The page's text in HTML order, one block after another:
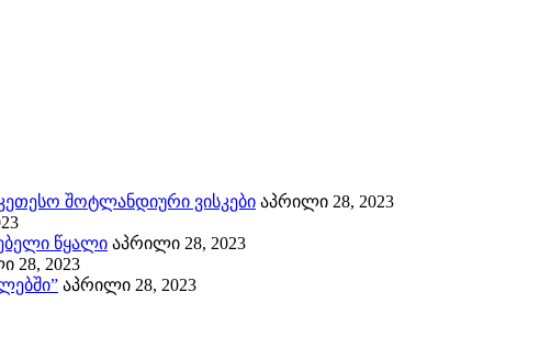
შოტლანდიური ვისკები აპრილი 28, 2023
წყალი აპრილი 28, 2023
28, 2023
აპრილი 28, 2023